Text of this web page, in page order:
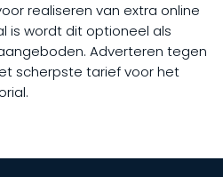
realiseren van extra online
is wordt dit optioneel als
Adverteren tegen
scherpste tarief voor het